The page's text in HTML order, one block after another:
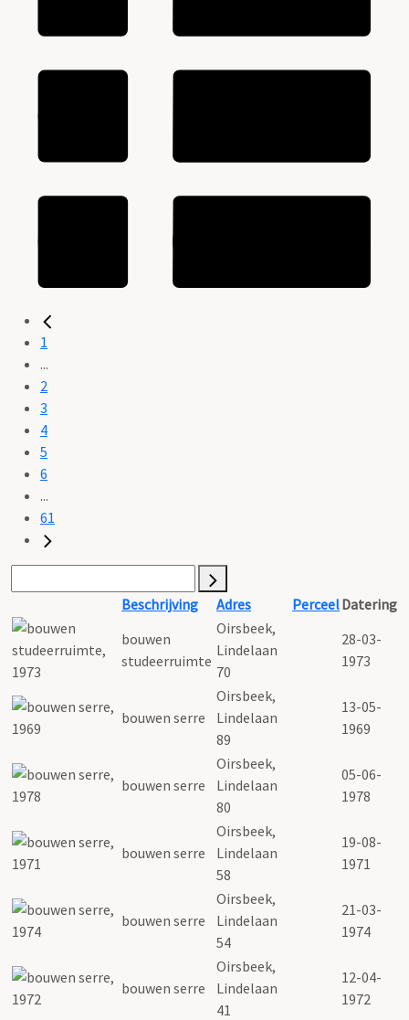
1
...
2
3
4
5
6
...
61
Beschrijving Adres PerceelDatering
bouwen
studeerruimte
Oirsbeek,
Lindelaan
70
28-03-
1973
bouwen serre
Oirsbeek,
Lindelaan
89
13-05-
1969
bouwen serre
Oirsbeek,
Lindelaan
80
05-06-
1978
bouwen serre
Oirsbeek,
Lindelaan
58
19-08-
1971
bouwen serre
Oirsbeek,
Lindelaan
54
21-03-
1974
bouwen serre
Oirsbeek,
Lindelaan
41
12-04-
1972